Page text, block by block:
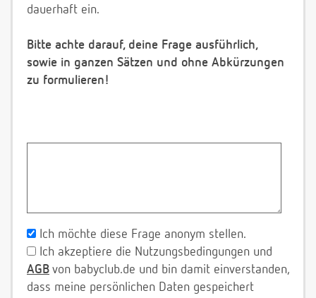
dauerhaft ein.
Bitte achte darauf, deine Frage ausführlich,
sowie in ganzen Sätzen und ohne Abkürzungen
zu formulieren!
Ich möchte diese Frage anonym stellen.
Ich akzeptiere die Nutzungsbedingungen und
AGB von babyclub.de und bin damit einverstanden,
dass meine persönlichen Daten gespeichert